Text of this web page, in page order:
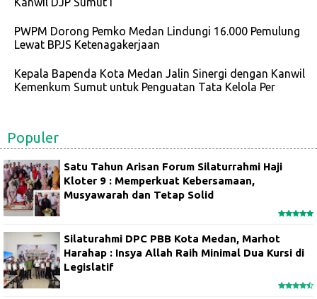
PWPM Dorong Pemko Medan Lindungi 16.000 Pemulung
Lewat BPJS Ketenagakerjaan
Kepala Bapenda Kota Medan Jalin Sinergi dengan Kanwil
Kemenkum Sumut untuk Penguatan Tata Kelola Per
Populer
Satu Tahun Arisan Forum Silaturrahmi Haji
Kloter 9 : Memperkuat Kebersamaan,
Musyawarah dan Tetap Solid
Silaturahmi DPC PBB Kota Medan, Marhot
Harahap : Insya Allah Raih Minimal Dua Kursi di
Legislatif